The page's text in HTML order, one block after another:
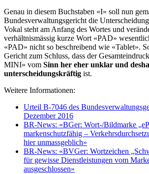
Genau in diesem Buchstaben «I» soll nun
Bundesverwaltungsgericht die
Vokal steht am Anfang des Wortes und
verhältnismässig kurze Wort «PAD»
«PAD» nicht so beschreibend wie «Tablet».
Gericht zum Schluss, dass der
MINI» vom Sinn her eher unklar und
unterscheidungskräftig ist.
Weitere Informationen:
Urteil B-7046 des
Dezember 2016
BR-News: «BGer: Wort-/Bildmarke
markenschutzfähig –
hier unmassgeblich»
BR-News: «BVGer: Wortzeichen
für gewisse Dienstleistungen vom
ausgeschlossen»